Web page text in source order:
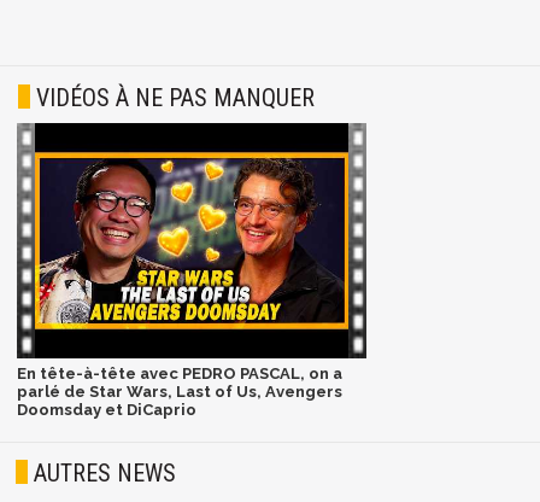
VIDÉOS À NE PAS MANQUER
En tête-à-tête avec PEDRO PASCAL, on a
parlé de Star Wars, Last of Us, Avengers
Doomsday et DiCaprio
AUTRES NEWS